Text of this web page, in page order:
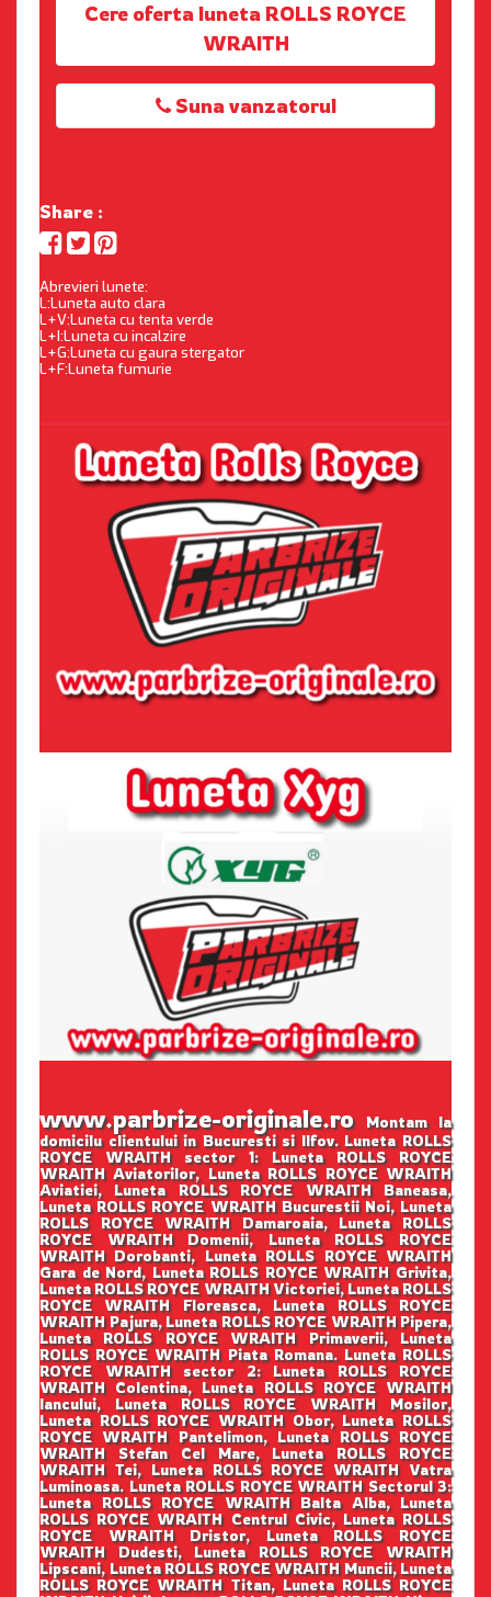
Cere oferta luneta ROLLS ROYCE
WRAITH
Suna vanzatorul
Share :
Abrevieri lunete:
L:Luneta auto clara
L+V:Luneta cu tenta verde
L+I:Luneta cu incalzire
L+G:Luneta cu gaura stergator
L+F:Luneta fumurie
www.parbrize-originale.roMontam la
domicilu clientului in Bucuresti si Ilfov. Luneta ROLLS
ROYCE WRAITH sector 1: Luneta ROLLS ROYCE
WRAITH Aviatorilor, Luneta ROLLS ROYCE WRAITH
Aviatiei, Luneta ROLLS ROYCE WRAITH Baneasa,
Luneta ROLLS ROYCE WRAITH Bucurestii Noi, Luneta
ROLLS ROYCE WRAITH Damaroaia, Luneta ROLLS
ROYCE WRAITH Domenii, Luneta ROLLS ROYCE
WRAITH Dorobanti, Luneta ROLLS ROYCE WRAITH
Gara de Nord, Luneta ROLLS ROYCE WRAITH Grivita,
Luneta ROLLS ROYCE WRAITH Victoriei, Luneta ROLLS
ROYCE WRAITH Floreasca, Luneta ROLLS ROYCE
WRAITH Pajura, Luneta ROLLS ROYCE WRAITH Pipera,
Luneta ROLLS ROYCE WRAITH Primaverii, Luneta
ROLLS ROYCE WRAITH Piata Romana. Luneta ROLLS
ROYCE WRAITH sector 2: Luneta ROLLS ROYCE
WRAITH Colentina, Luneta ROLLS ROYCE WRAITH
Iancului, Luneta ROLLS ROYCE WRAITH Mosilor,
Luneta ROLLS ROYCE WRAITH Obor, Luneta ROLLS
ROYCE WRAITH Pantelimon, Luneta ROLLS ROYCE
WRAITH Stefan Cel Mare, Luneta ROLLS ROYCE
WRAITH Tei, Luneta ROLLS ROYCE WRAITH Vatra
Luminoasa. Luneta ROLLS ROYCE WRAITH Sectorul 3:
Luneta ROLLS ROYCE WRAITH Balta Alba, Luneta
ROLLS ROYCE WRAITH Centrul Civic, Luneta ROLLS
ROYCE WRAITH Dristor, Luneta ROLLS ROYCE
WRAITH Dudesti, Luneta ROLLS ROYCE WRAITH
Lipscani, Luneta ROLLS ROYCE WRAITH Muncii, Luneta
ROLLS ROYCE WRAITH Titan, Luneta ROLLS ROYCE